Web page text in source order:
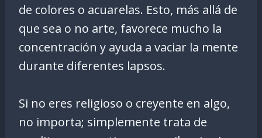
de colores o acuarelas. Esto, más allá de
que sea o no arte, favorece mucho la
concentración y ayuda a vaciar la mente
durante diferentes lapsos.
Si no eres religioso o creyente en algo,
no importa; simplemente trata de